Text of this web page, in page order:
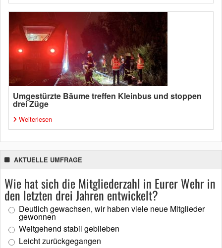
Umgestürzte Bäume treffen Kleinbus und stoppen
drei Züge
Weiterlesen
AKTUELLE UMFRAGE
Wie hat sich die Mitgliederzahl in Eurer Wehr in
den letzten drei Jahren entwickelt?
Deutlich gewachsen, wir haben viele neue Mitglieder
gewonnen
Weitgehend stabil geblieben
Leicht zurückgegangen